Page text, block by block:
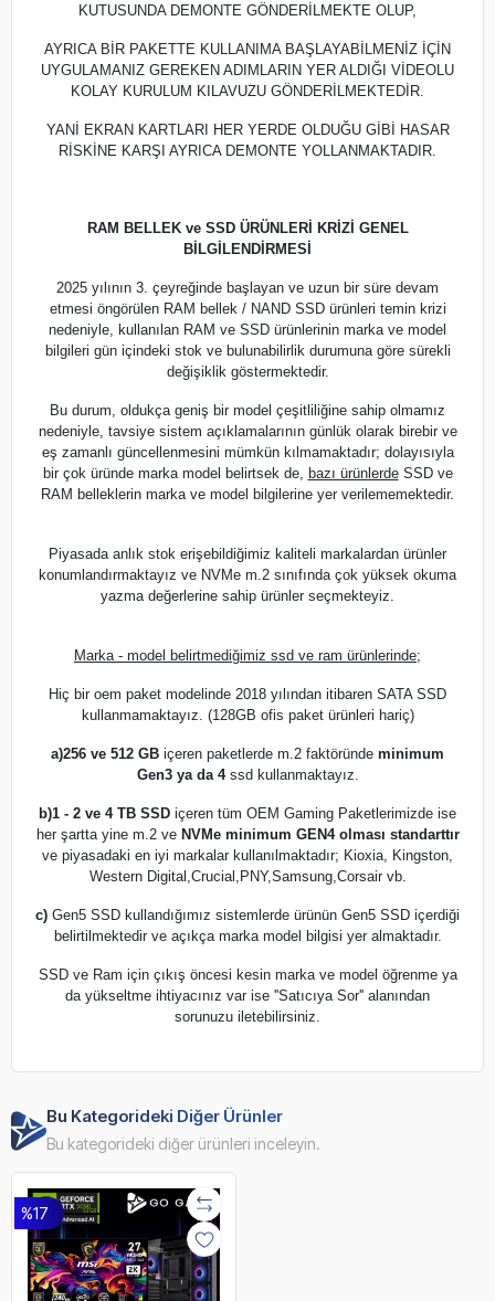
KUTUSUNDA DEMONTE GÖNDERİLMEKTE OLUP,
AYRICA BİR PAKETTE KULLANIMA BAŞLAYABİLMENİZ İÇİN
UYGULAMANIZ GEREKEN ADIMLARIN YER ALDIĞI VİDEOLU
KOLAY KURULUM KILAVUZU GÖNDERİLMEKTEDİR.
YANİ EKRAN KARTLARI HER YERDE OLDUĞU GİBİ HASAR
RİSKİNE KARŞI AYRICA DEMONTE YOLLANMAKTADIR.
RAM BELLEK ve SSD ÜRÜNLERİ KRİZİ GENEL
BİLGİLENDİRMESİ
2025 yılının 3. çeyreğinde başlayan ve uzun bir süre devam
etmesi öngörülen RAM bellek / NAND SSD ürünleri temin krizi
nedeniyle, kullanılan RAM ve SSD ürünlerinin marka ve model
bilgileri gün içindeki stok ve bulunabilirlik durumuna göre sürekli
değişiklik göstermektedir.
Bu durum, oldukça geniş bir model çeşitliliğine sahip olmamız
nedeniyle, tavsiye sistem açıklamalarının günlük olarak birebir ve
eş zamanlı güncellenmesini mümkün kılmamaktadır; dolayısıyla
bir çok üründe marka model belirtsek de, bazı ürünlerdeSSD ve
RAM belleklerin marka ve model bilgilerine yer verilememektedir.
Piyasada anlık stok erişebildiğimiz kaliteli markalardan ürünler
konumlandırmaktayız ve NVMe m.2 sınıfında çok yüksek okuma
yazma değerlerine sahip ürünler seçmekteyiz.
Marka - model belirtmediğimiz ssd ve ram ürünlerinde;
Hiç bir oem paket modelinde 2018 yılından itibaren SATA SSD
kullanmamaktayız. (128GB ofis paket ürünleri hariç)
a)256 ve 512 GB içeren paketlerde m.2 faktöründe minimum
Gen3 ya da 4ssd kullanmaktayız.
b)1 - 2 ve 4 TB SSD içeren tüm OEM Gaming Paketlerimizde ise
her şartta yine m.2 ve NVMe minimum GEN4 olması standarttır
ve piyasadaki en iyi markalar kullanılmaktadır; Kioxia, Kingston,
Western Digital,Crucial,PNY,Samsung,Corsair vb.
c) Gen5 SSD kullandığımız sistemlerde ürünün Gen5 SSD içerdiği
belirtilmektedir ve açıkça marka model bilgisi yer almaktadır.
SSD ve Ram için çıkış öncesi kesin marka ve model öğrenme ya
da yükseltme ihtiyacınız var ise ''Satıcıya Sor'' alanından
sorunuzu iletebilirsiniz.
Bu Kategorideki Diğer Ürünler
Bu kategorideki diğer ürünleri inceleyin.
%17